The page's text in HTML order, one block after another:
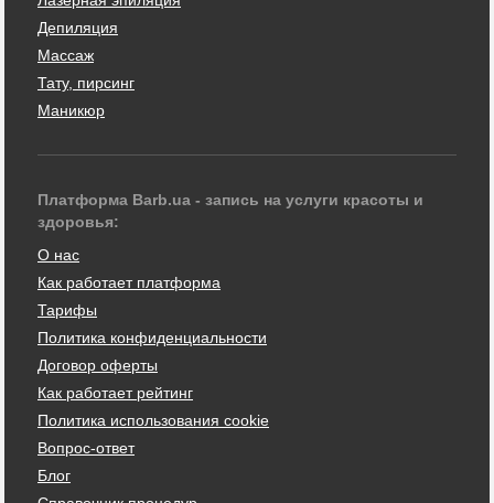
Депиляция
Массаж
Тату, пирсинг
Маникюр
Платформа Barb.ua - запись на услуги красоты и
здоровья:
О нас
Как работает платформа
Тарифы
Политика конфиденциальности
Договор оферты
Как работает рейтинг
Политика использования cookie
Вопрос-ответ
Блог